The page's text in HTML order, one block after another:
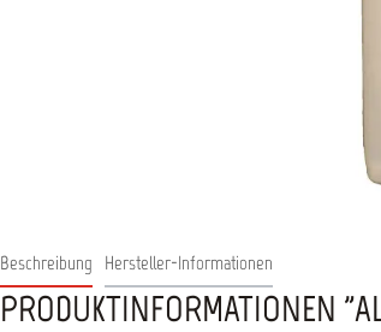
Beschreibung Hersteller-Informationen
PRODUKTINFORMATIONEN